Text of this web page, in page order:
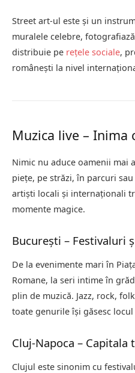
Street art-ul este și un
muralele celebre,
distribuie pe rețele sociale,
românești la nivel
Muzica live – Inima
Nimic nu aduce oamenii mai
piețe, pe străzi, în parcuri
artiști locali și internaționali
momente magice.
București – Festivaluri
De la evenimente mari în
Romane, la seri intime în
plin de muzică. Jazz, rock,
toate genurile își găsesc
Cluj-Napoca –
Clujul este sinonim cu